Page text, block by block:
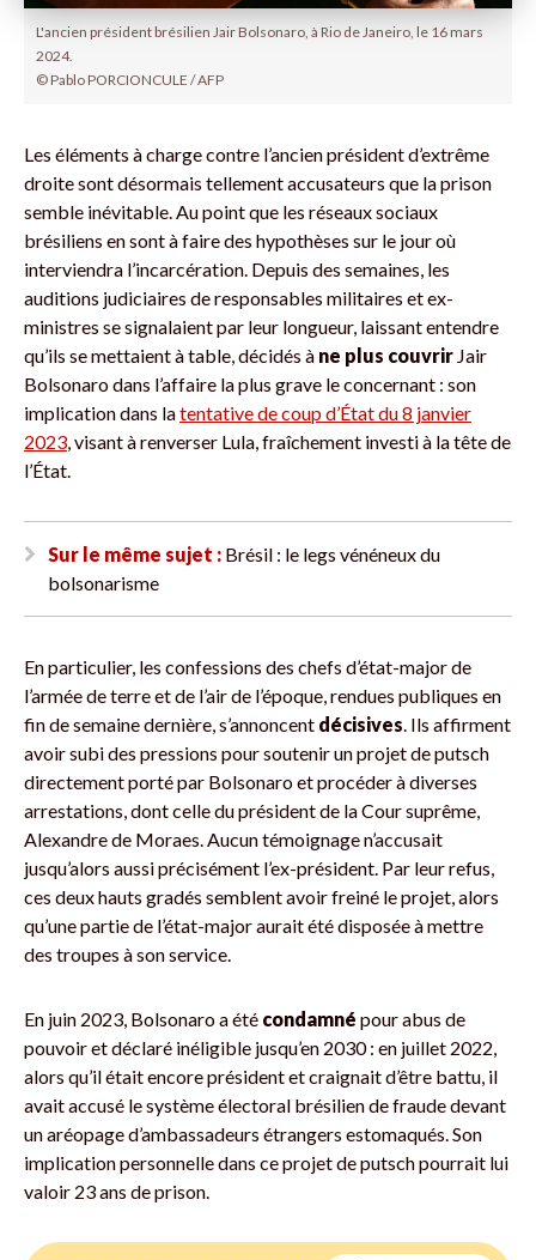
L'ancien président brésilien Jair Bolsonaro, à Rio de Janeiro, le 16 mars
2024.
© Pablo PORCIONCULE / AFP
Les éléments à charge contre l’ancien président d’extrême
droite sont désormais tellement accusateurs que la prison
semble inévitable. Au point que les réseaux sociaux
brésiliens en sont à faire des hypothèses sur le jour où
interviendra l’incarcération. Depuis des semaines, les
auditions judiciaires de responsables militaires et ex-
ministres se signalaient par leur longueur, laissant entendre
qu’ils se mettaient à table, décidés à ne plus couvrir Jair
Bolsonaro dans l’affaire la plus grave le concernant : son
implication dans latentative de coup d’État du 8 janvier
2023 , visant à renverser Lula, fraîchement investi à la tête de
l’État.
Sur le même sujet : Brésil : le legs vénéneux du
bolsonarisme
En particulier, les confessions des chefs d’état-major de
l’armée de terre et de l’air de l’époque, rendues publiques en
fin de semaine dernière, s’annoncent décisives . Ils affirment
avoir subi des pressions pour soutenir un projet de putsch
directement porté par Bolsonaro et procéder à diverses
arrestations, dont celle du président de la Cour suprême,
Alexandre de Moraes. Aucun témoignage n’accusait
jusqu’alors aussi précisément l’ex-président. Par leur refus,
ces deux hauts gradés semblent avoir freiné le projet, alors
qu’une partie de l’état-major aurait été disposée à mettre
des troupes à son service.
En juin 2023, Bolsonaro a été condamné pour abus de
pouvoir et déclaré inéligible jusqu’en 2030 : en juillet 2022,
alors qu’il était encore président et craignait d’être battu, il
avait accusé le système électoral brésilien de fraude devant
un aréopage d’ambassadeurs étrangers estomaqués. Son
implication personnelle dans ce projet de putsch pourrait lui
valoir 23 ans de prison.